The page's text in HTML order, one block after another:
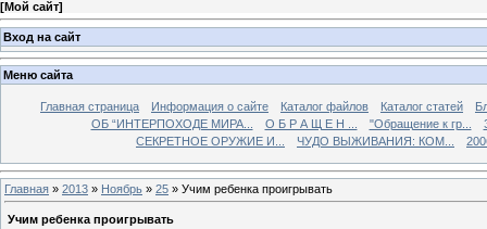
[Мой сайт]
Вход на сайт
Меню сайта
Главная страница Информация о сайте Каталог файлов Каталог статей
ОБ “ИНТЕРПОХОДЕ МИРА...
О Б Р А Щ Е Н ... "Обращение к гр...
СЕКРЕТНОЕ ОРУЖИЕ И...
ЧУДО ВЫЖИВАНИЯ: КОМ...
Главная » 2013 » Ноябрь » 25 » Учим ребенка проигрывать
Учим ребенка проигрывать